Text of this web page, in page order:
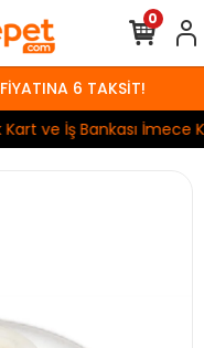
6 TAKSİT!
ve İş Bankası İmece
0